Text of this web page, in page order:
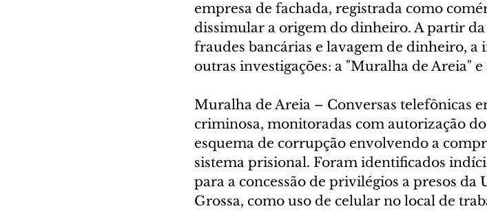
empresa de fachada, registrada como
dissimular a origem do dinheiro. A partir da
fraudes bancárias e lavagem de dinheiro, a
outras investigações: a "Muralha de Areia" e
Muralha de Areia – Conversas telefônicas
criminosa, monitoradas com autorização
esquema de corrupção envolvendo a
sistema prisional. Foram identificados
para a concessão de privilégios a presos da
Grossa, como uso de celular no local de